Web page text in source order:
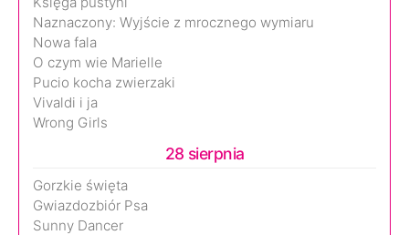
Naznaczony: Wyjście z mrocznego wymiaru
Nowa fala
O czym wie Marielle
Pucio kocha zwierzaki
Vivaldi i ja
Wrong Girls
28 sierpnia
Gorzkie święta
Gwiazdozbiór Psa
Sunny Dancer